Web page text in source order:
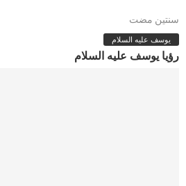
سنتين مضت
يوسف عليه السلام
رؤيا يوسف عليه السلام